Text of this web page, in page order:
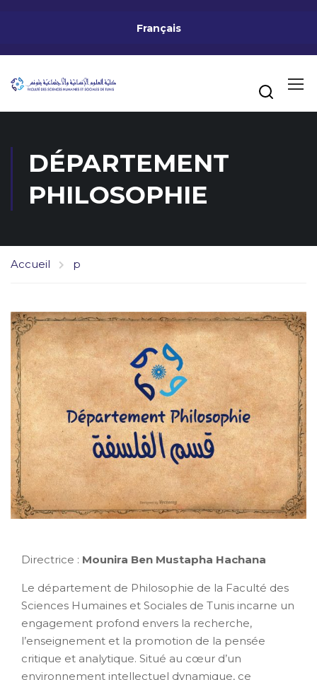
Français
DÉPARTEMENT
PHILOSOPHIE
Accueil p
Directrice : Mounira Ben Mustapha Hachana
Le département de Philosophie de la Faculté des
Sciences Humaines et Sociales de Tunis incarne un
engagement profond envers la recherche,
l’enseignement et la promotion de la pensée
critique et analytique. Situé au cœur d’un
environnement intellectuel dynamique, ce